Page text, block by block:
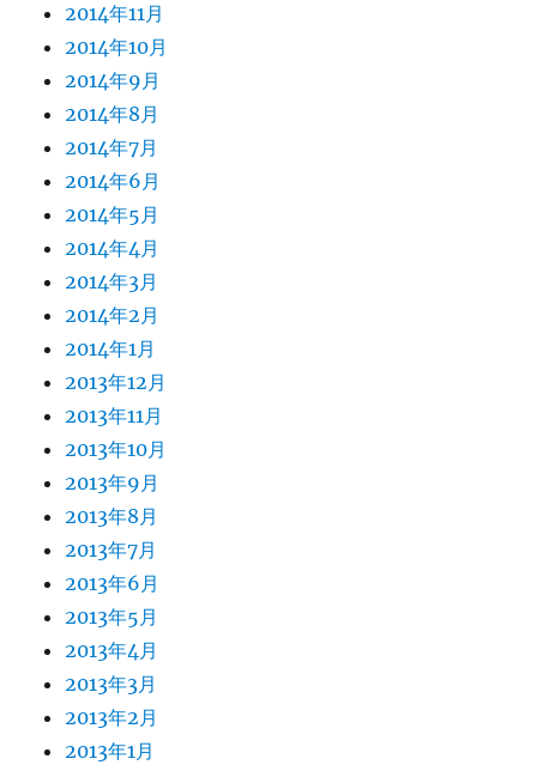
2014年11月
2014年10月
2014年9月
2014年8月
2014年7月
2014年6月
2014年5月
2014年4月
2014年3月
2014年2月
2014年1月
2013年12月
2013年11月
2013年10月
2013年9月
2013年8月
2013年7月
2013年6月
2013年5月
2013年4月
2013年3月
2013年2月
2013年1月